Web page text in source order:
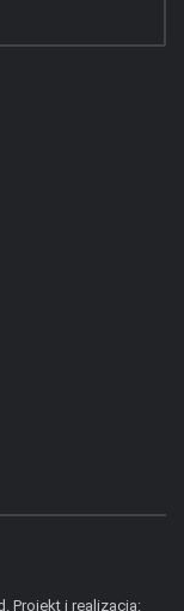
Projekt i realizacja: